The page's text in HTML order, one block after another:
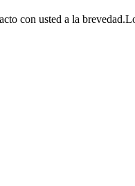
con usted a la